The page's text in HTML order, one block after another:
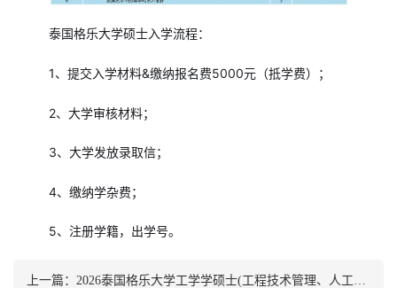
泰国格乐大学硕士入学流程：
1、提交入学材料&缴纳报名费5000元（抵学费）；
2、大学审核材料；
3、大学发放录取信；
4、缴纳学杂费；
5、注册学籍，出学号。
上一篇： 2026泰国格乐大学工学学硕士(工程技术管理、人工智能与大数据、应急管理专业)